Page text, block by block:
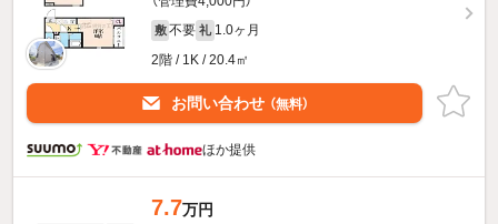
敷 不要 礼 1.0ヶ月
2階 / 1K / 20.4㎡
お問い合わせ （無料）
ほか提供
7.7万円